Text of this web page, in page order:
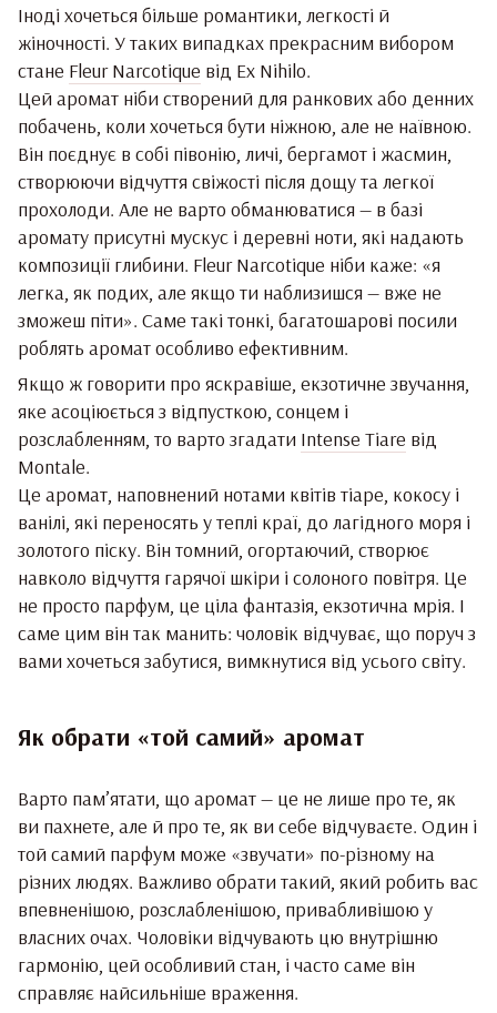
Іноді хочеться більше романтики, легкості й
жіночності. У таких випадках прекрасним вибором
стане Fleur Narcotique від Ex Nihilo.
Цей аромат ніби створений для ранкових або денних
побачень, коли хочеться бути ніжною, але не наївною.
Він поєднує в собі півонію, личі, бергамот і жасмин,
створюючи відчуття свіжості після дощу та легкої
прохолоди. Але не варто обманюватися — в базі
аромату присутні мускус і деревні ноти, які надають
композиції глибини. Fleur Narcotique ніби каже: «я
легка, як подих, але якщо ти наблизишся — вже не
зможеш піти». Саме такі тонкі, багатошарові посили
роблять аромат особливо ефективним.
Якщо ж говорити про яскравіше, екзотичне звучання,
яке асоціюється з відпусткою, сонцем і
розслабленням, то варто згадати Intense Tiare від
Montale.
Це аромат, наповнений нотами квітів тіаре, кокосу і
ванілі, які переносять у теплі краї, до лагідного моря і
золотого піску. Він томний, огортаючий, створює
навколо відчуття гарячої шкіри і солоного повітря. Це
не просто парфум, це ціла фантазія, екзотична мрія. І
саме цим він так манить: чоловік відчуває, що поруч з
вами хочеться забутися, вимкнутися від усього світу.
Як обрати «той самий» аромат
Варто пам’ятати, що аромат — це не лише про те, як
ви пахнете, але й про те, як ви себе відчуваєте. Один і
той самий парфум може «звучати» по-різному на
різних людях. Важливо обрати такий, який робить вас
впевненішою, розслабленішою, привабливішою у
власних очах. Чоловіки відчувають цю внутрішню
гармонію, цей особливий стан, і часто саме він
справляє найсильніше враження.